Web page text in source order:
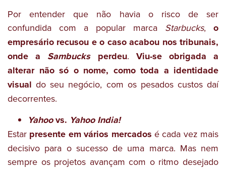
Por entender que não havia o risco de ser
confundida com a popular marca Starbucks, o
empresário recusou e o caso acabou nos tribunais,
onde a Sambucksperdeu. Viu-se obrigada a
alterar não só o nome, como toda a identidade
visual do seu negócio, com os pesados custos daí
decorrentes.
Yahoovs. Yahoo India!
Estar presente em vários mercados é cada vez mais
decisivo para o sucesso de uma marca. Mas nem
sempre os projetos avançam com o ritmo desejado